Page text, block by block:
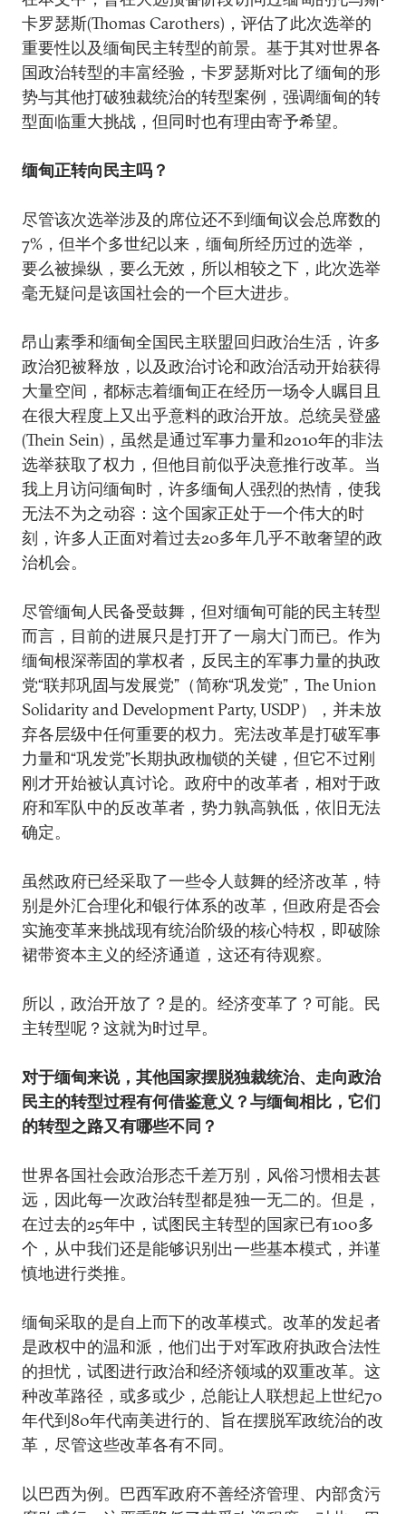
卡罗瑟斯(Thomas Carothers)，评估了此次选举的
重要性以及缅甸民主转型的前景。基于其对世界各
国政治转型的丰富经验，卡罗瑟斯对比了缅甸的形
势与其他打破独裁统治的转型案例，强调缅甸的转
型面临重大挑战，但同时也有理由寄予希望。
缅甸正转向民主吗？
尽管该次选举涉及的席位还不到缅甸议会总席数的
7%，但半个多世纪以来，缅甸所经历过的选举，
要么被操纵，要么无效，所以相较之下，此次选举
毫无疑问是该国社会的一个巨大进步。
昂山素季和缅甸全国民主联盟回归政治生活，许多
政治犯被释放，以及政治讨论和政治活动开始获得
大量空间，都标志着缅甸正在经历一场令人瞩目且
在很大程度上又出乎意料的政治开放。总统吴登盛
(Thein Sein)，虽然是通过军事力量和2010年的非法
选举获取了权力，但他目前似乎决意推行改革。当
我上月访问缅甸时，许多缅甸人强烈的热情，使我
无法不为之动容：这个国家正处于一个伟大的时
刻，许多人正面对着过去20多年几乎不敢奢望的政
治机会。
尽管缅甸人民备受鼓舞，但对缅甸可能的民主转型
而言，目前的进展只是打开了一扇大门而已。作为
缅甸根深蒂固的掌权者，反民主的军事力量的执政
党“联邦巩固与发展党”（简称“巩发党”，The Union
Solidarity and Development Party, USDP），并未放
弃各层级中任何重要的权力。宪法改革是打破军事
力量和“巩发党”长期执政枷锁的关键，但它不过刚
刚才开始被认真讨论。政府中的改革者，相对于政
府和军队中的反改革者，势力孰高孰低，依旧无法
确定。
虽然政府已经采取了一些令人鼓舞的经济改革，特
别是外汇合理化和银行体系的改革，但政府是否会
实施变革来挑战现有统治阶级的核心特权，即破除
裙带资本主义的经济通道，这还有待观察。
所以，政治开放了？是的。经济变革了？可能。民
主转型呢？这就为时过早。
对于缅甸来说，其他国家摆脱独裁统治、走向政治
民主的转型过程有何借鉴意义？与缅甸相比，它们
的转型之路又有哪些不同？
世界各国社会政治形态千差万别，风俗习惯相去甚
远，因此每一次政治转型都是独一无二的。但是，
在过去的25年中，试图民主转型的国家已有100多
个，从中我们还是能够识别出一些基本模式，并谨
慎地进行类推。
缅甸采取的是自上而下的改革模式。改革的发起者
是政权中的温和派，他们出于对军政府执政合法性
的担忧，试图进行政治和经济领域的双重改革。这
种改革路径，或多或少，总能让人联想起上世纪70
年代到80年代南美进行的、旨在摆脱军政统治的改
革，尽管这些改革各有不同。
以巴西为例。巴西军政府不善经济管理、内部贪污